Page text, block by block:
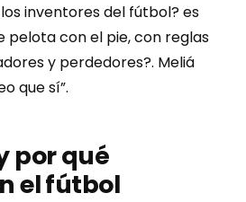
inventores del fútbol? es
pelota con el pie, con reglas
y perdedores?. Meliá
que sí”.
por qué
el fútbol